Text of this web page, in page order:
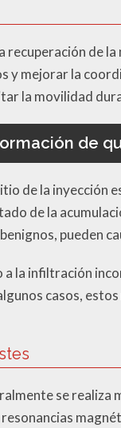
recuperación de
y mejorar la
la movilidad
de
de la inyección
de la
pueden
la infiltración
casos,
se realiza